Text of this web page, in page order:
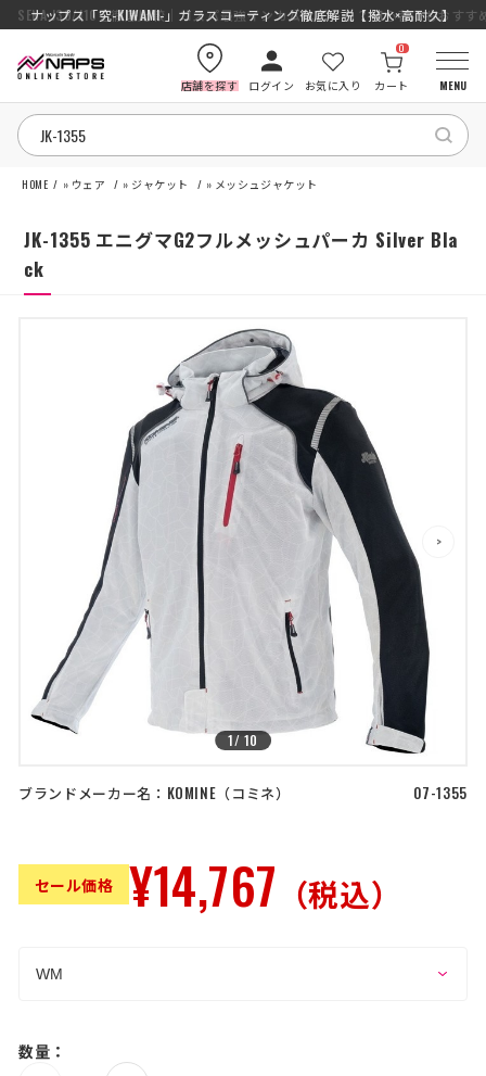
ナップス「究-KIWAMI-」ガラスコーティング徹底解説【撥水×高耐久】
SENA J30/J10を徹底比較｜コスパ最強インカムはどっち？初心者にもおすす
店舗を探す ログイン お気に入り カート
0
MENU
カテゴリから探す
ナップスメンバーズ
店舗を探す
コーポレートサイト
特定商取引法に基づく表記
古物営業法に基づく表示/保険勧誘
利用規約
商品レビュー利用規約
プライバシーポリシー
返金ポリシー
カスタマーハラスメントに対する方
HOME » ウェア » ジャケット » メッシュジャケット
JK-1355 エニグマG2フルメッシュパーカ Silver Bla
ck
1/ 10
>
ブランドメーカー名： KOMINE コミネ 07-1355
セール価格 ¥14,767 （税込）
数量：